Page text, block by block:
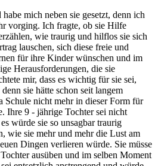
mich neben sie gesetzt, denn ich
vorging. Ich fragte, ob sie Hilfe
wie traurig und hilflos sie sich
lauschen, sich diese freie und
für ihre Kinder wünschen und im
Herausforderungen, die sie
mir, dass es wichtig für sie sei,
sie hätte schon seit langem
Schule nicht mehr in dieser Form für
Ihre 9 - jährige Tochter sei nicht
würde sie so unsagbar traurig
wie sie mehr und mehr die Lust am
Dingen verlieren würde. Sie müsse
ausüben und im selben Moment